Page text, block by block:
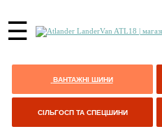
☰
ВАНТАЖНІ ШИНИ
СІЛЬГОСП ТА СПЕЦШИНИ